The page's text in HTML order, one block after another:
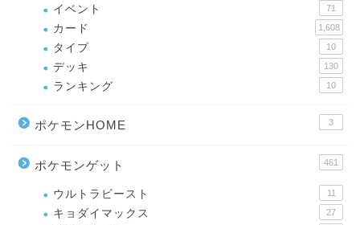
イベント 71
カード 1,608
タイプ 10
デッキ 130
ランキング 10
ポケモンHOME 3
ポケモンゲット 461
ウルトラビースト 11
キョダイマックス 27